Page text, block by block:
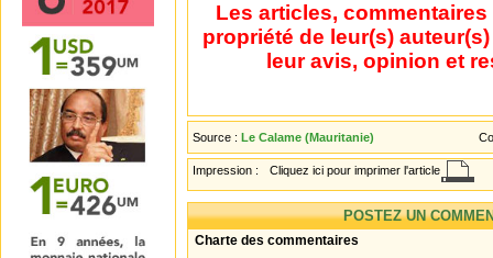
Les articles,
propriété de leur(s)
leur avis, opinion et
Source : Le Calame (Mauritanie)
Impression : Cliquez ici pour imprimer l'article
POSTEZ UN
Charte des commentaires